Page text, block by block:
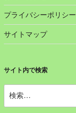
プライバシーポリシー
サイトマップ
サイト内で検索
検
索: